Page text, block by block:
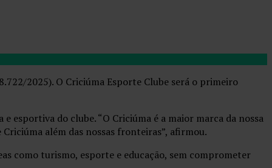
2025). O Criciúma Esporte Clube será o primeiro
esportiva do clube. “O Criciúma é a maior marca da nossa
além das nossas fronteiras”, afirmou.
como turismo, esporte e educação, sem comprometer